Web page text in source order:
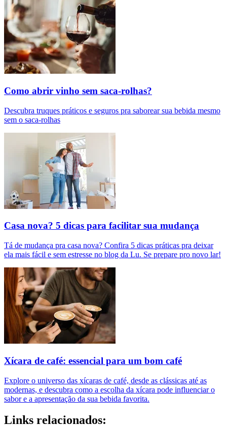
Como abrir vinho sem saca-rolhas?
Descubra truques práticos e seguros pra saborear sua bebida mesmo
sem o saca-rolhas
Casa nova? 5 dicas para facilitar sua mudança
Tá de mudança pra casa nova? Confira 5 dicas práticas pra deixar
ela mais fácil e sem estresse no blog da Lu. Se prepare pro novo lar!
Xícara de café: essencial para um bom café
Explore o universo das xícaras de café, desde as clássicas até as
modernas, e descubra como a escolha da xícara pode influenciar o
sabor e a apresentação da sua bebida favorita.
Links relacionados: